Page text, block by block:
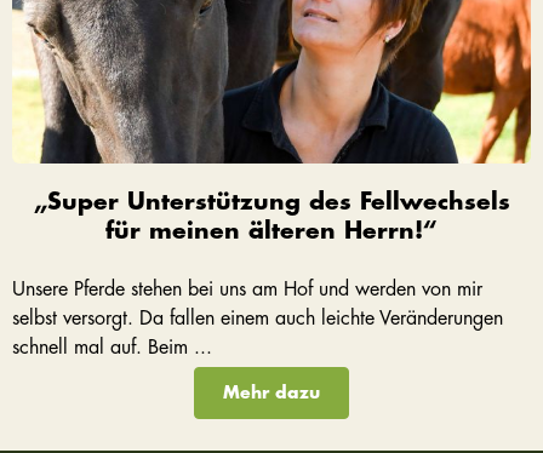
„Super Unterstützung des Fellwechsels
für meinen älteren Herrn!“
Unsere Pferde stehen bei uns am Hof und werden von mir
selbst versorgt. Da fallen einem auch leichte Veränderungen
schnell mal auf. Beim ...
Mehr dazu